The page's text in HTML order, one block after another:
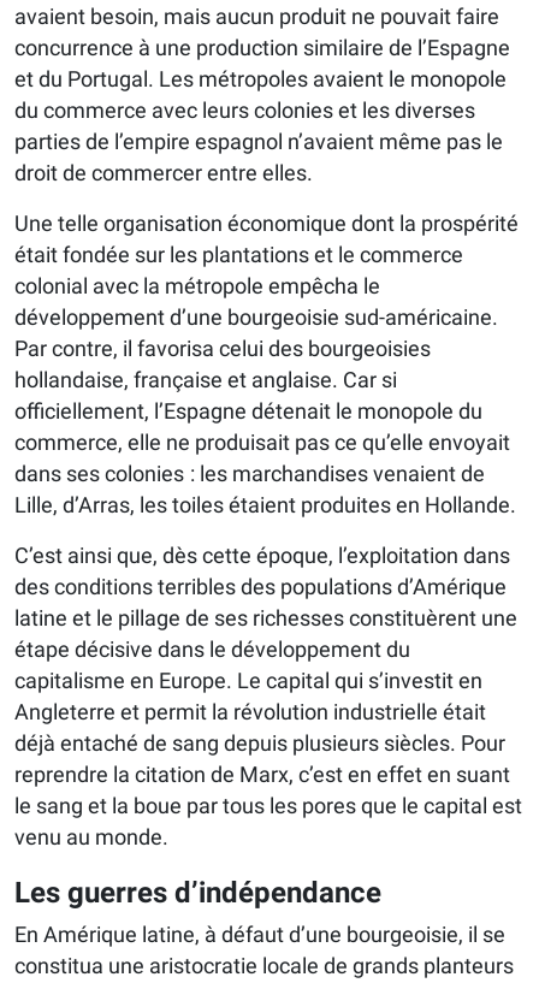
avaient besoin, mais aucun produit ne pouvait faire
concurrence à une production similaire de l’Espagne
et du Portugal. Les métropoles avaient le monopole
du commerce avec leurs colonies et les diverses
parties de l’empire espagnol n’avaient même pas le
droit de commercer entre elles.
Une telle organisation économique dont la prospérité
était fondée sur les plantations et le commerce
colonial avec la métropole empêcha le
développement d’une bourgeoisie sud-américaine.
Par contre, il favorisa celui des bourgeoisies
hollandaise, française et anglaise. Car si
officiellement, l’Espagne détenait le monopole du
commerce, elle ne produisait pas ce qu’elle envoyait
dans ses colonies : les marchandises venaient de
Lille, d’Arras, les toiles étaient produites en Hollande.
C’est ainsi que, dès cette époque, l’exploitation dans
des conditions terribles des populations d’Amérique
latine et le pillage de ses richesses constituèrent une
étape décisive dans le développement du
capitalisme en Europe. Le capital qui s’investit en
Angleterre et permit la révolution industrielle était
déjà entaché de sang depuis plusieurs siècles. Pour
reprendre la citation de Marx, c’est en effet en suant
le sang et la boue par tous les pores que le capital est
venu au monde.
Les guerres d’indépendance
En Amérique latine, à défaut d’une bourgeoisie, il se
constitua une aristocratie locale de grands planteurs